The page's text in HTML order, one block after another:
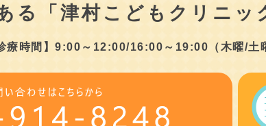
る
「津村こどもクリニッ
療時間】9:00～12:00/16:00～19:00 （木曜/